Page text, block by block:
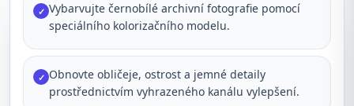
✓ Vybarvujte černobílé archivní fotografie pomocí
speciálního kolorizačního modelu.
✓ Obnovte obličeje, ostrost a jemné detaily
prostřednictvím vyhrazeného kanálu vylepšení.